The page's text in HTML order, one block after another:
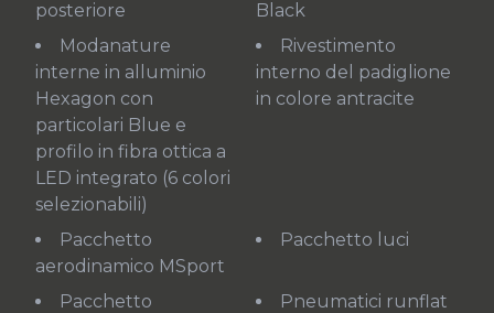
posteriore
Black
Modanature
interne in alluminio
Hexagon con
particolari Blue e
profilo in fibra ottica a
LED integrato (6 colori
selezionabili)
Rivestimento
interno del padiglione
in colore antracite
Pacchetto
aerodinamico MSport
Pacchetto luci
Pacchetto
Pneumatici runflat